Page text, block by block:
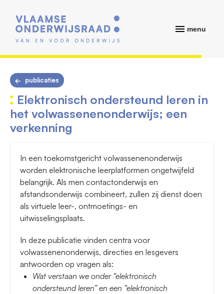
menu
publicaties
Elektronisch ondersteund leren in
het volwassenenonderwijs; een
verkenning
In een toekomstgericht volwassenenonderwijs
worden elektronische leerplatformen ongetwijfeld
belangrijk. Als men contactonderwijs en
afstandsonderwijs combineert, zullen zij dienst doen
als virtuele leer-, ontmoetings- en
uitwisselingsplaats.
In deze publicatie vinden centra voor
volwassenenonderwijs, directies en lesgevers
antwoorden op vragen als:
Wat verstaan we onder “elektronisch
ondersteund leren” en een “elektronisch